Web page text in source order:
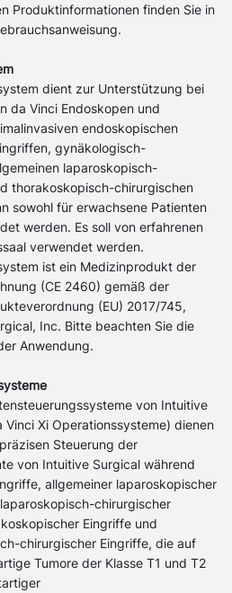
Produktinformationen finden Sie in
dient zur Unterstützung bei
da Vinci Endoskopen und
endoskopischen
gynäkologisch-
laparoskopisch-
thorakoskopisch-chirurgischen
sowohl für erwachsene Patienten
werden. Es soll von erfahrenen
verwendet werden.
ist ein Medizinprodukt der
(CE 2460) gemäß der
(EU) 2017/745,
Inc. Bitte beachten Sie die
Anwendung.
von Intuitive
Vinci Xi Operationssysteme) dienen
Steuerung der
von Intuitive Surgical während
allgemeiner laparoskopischer
chirurgischer
Eingriffe und
chirurgischer Eingriffe, die auf
Tumore der Klasse T1 und T2